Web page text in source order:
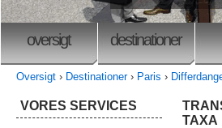
oversigt destinationer
Oversigt › Destinationer› Paris ›
TAXA
VORES SERVICES